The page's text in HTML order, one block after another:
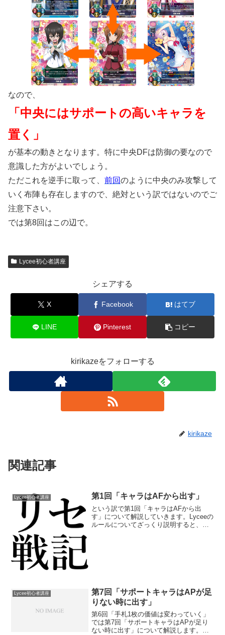
なので、
「中央にはサポートの高いキャラを
置く」
が基本の動きとなります。特に中央DFは防御の要なので
意識した方がよいでしょう。
ただこれを逆手に取って、 前回のように中央のみ攻撃して
いく布陣も存在しますので、絶対という訳ではないのでご
注意下さい。
では第8回はこの辺で。
Lycee初心者講座
シェアする
X Facebook はてブ
LINE Pinterest コピー
kirikazeをフォローする
kirikaze
関連記事
Lycee初心者講座 第1回「キャラはAFから出す」
という訳で第1回「キャラはAFから出
す」について解説していきます。Lyceeの
ルールについてざっくり説明すると、・
Lycee初心者講座
第7回「サポートキャラはAPが足
りない時に出す」
第6回「手札1枚の価値は変わっていく」
では第7回「サポートキャラはAPが足り
ない時に出す」について解説します。自